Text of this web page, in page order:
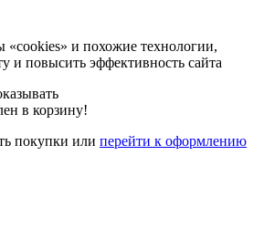
и похожие технологии,
и повысить эффективность сайта
в корзину!
покупки или перейти к оформлению